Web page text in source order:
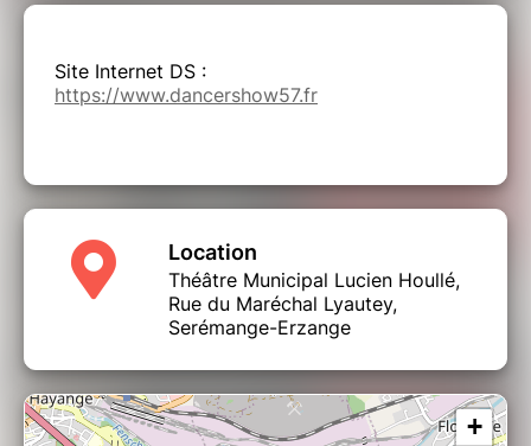
Site Internet DS :
https://www.dancershow57.fr
Location
Théâtre Municipal Lucien Houllé,
Rue du Maréchal Lyautey,
Serémange-Erzange
+